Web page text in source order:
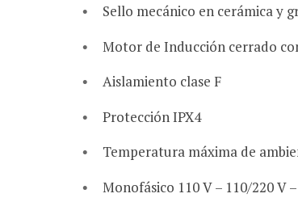
Sello mecánico en cerámica y
Motor de Inducción cerrado
Aislamiento clase F
Protección IPX4
Temperatura máxima de
Monofásico 110 V – 110/220 V